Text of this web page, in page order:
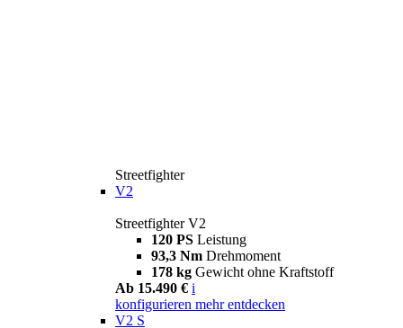
Streetfighter
V2
Streetfighter V2
120 PS Leistung
93,3 Nm Drehmoment
178 kg Gewicht ohne Kraftstoff
Ab 15.490 € i
konfigurieren mehr entdecken
V2 S